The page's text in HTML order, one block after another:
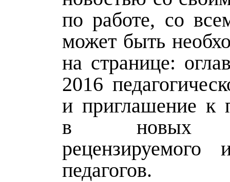
по работе, со
может быть
на странице:
2016
и приглашение к
в новых
рецензируемого
педагогов.